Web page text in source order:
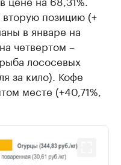
вторую позицию (+
в январе на
четвертом –
лососевых
за кило). Кофе
месте (+40,71%,